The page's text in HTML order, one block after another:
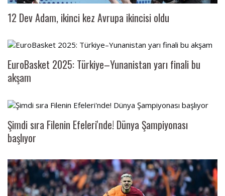
12 Dev Adam, ikinci kez Avrupa ikincisi oldu
EuroBasket 2025: Türkiye–Yunanistan yarı finali bu
akşam
Şimdi sıra Filenin Efeleri'nde! Dünya Şampiyonası
başlıyor